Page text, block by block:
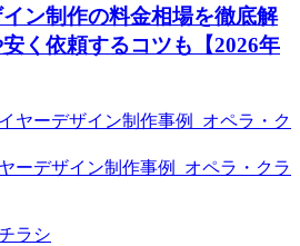
ン制作の料金相場を徹底解
く依頼するコツも【2026年
ーデザイン制作事例_オペラ・クラ
ラシ